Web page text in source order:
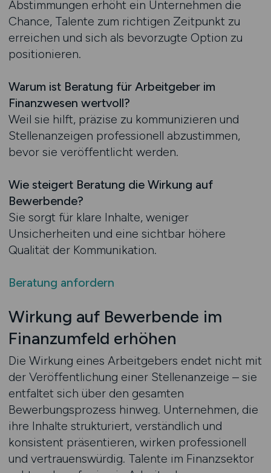
Abstimmungen erhöht ein Unternehmen die
Chance, Talente zum richtigen Zeitpunkt zu
erreichen und sich als bevorzugte Option zu
positionieren.
Warum ist Beratung für Arbeitgeber im
Finanzwesen wertvoll?
Weil sie hilft, präzise zu kommunizieren und
Stellenanzeigen professionell abzustimmen,
bevor sie veröffentlicht werden.
Wie steigert Beratung die Wirkung auf
Bewerbende?
Sie sorgt für klare Inhalte, weniger
Unsicherheiten und eine sichtbar höhere
Qualität der Kommunikation.
Beratung anfordern
Wirkung auf Bewerbende im
Finanzumfeld erhöhen
Die Wirkung eines Arbeitgebers endet nicht mit
der Veröffentlichung einer Stellenanzeige – sie
entfaltet sich über den gesamten
Bewerbungsprozess hinweg. Unternehmen, die
ihre Inhalte strukturiert, verständlich und
konsistent präsentieren, wirken professionell
und vertrauenswürdig. Talente im Finanzsektor